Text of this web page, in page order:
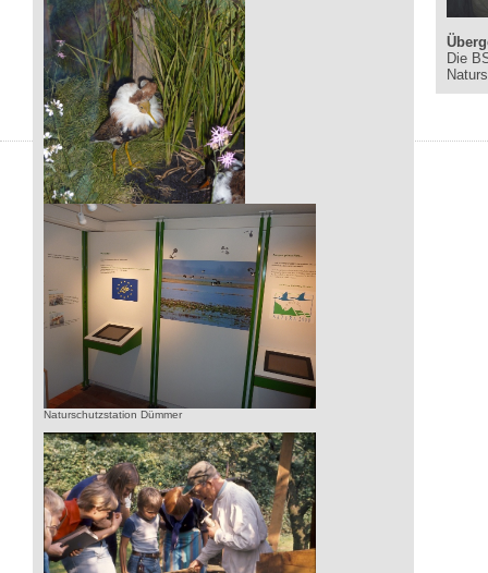
Naturschutzstation Dümmer
Die